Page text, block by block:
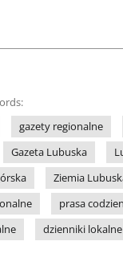
gazety regionalne
Gazeta Lubuska
Ziemia
prasa
dzienniki lokalne